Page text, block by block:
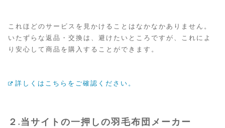
これほどのサービスを見かけることはなかなかありません。
いたずらな返品・交換は、避けたいところですが、これによ
り安心して商品を購入することができます。
詳しくはこちらをご確認ください。
２.当サイトの一押しの羽毛布団メーカー